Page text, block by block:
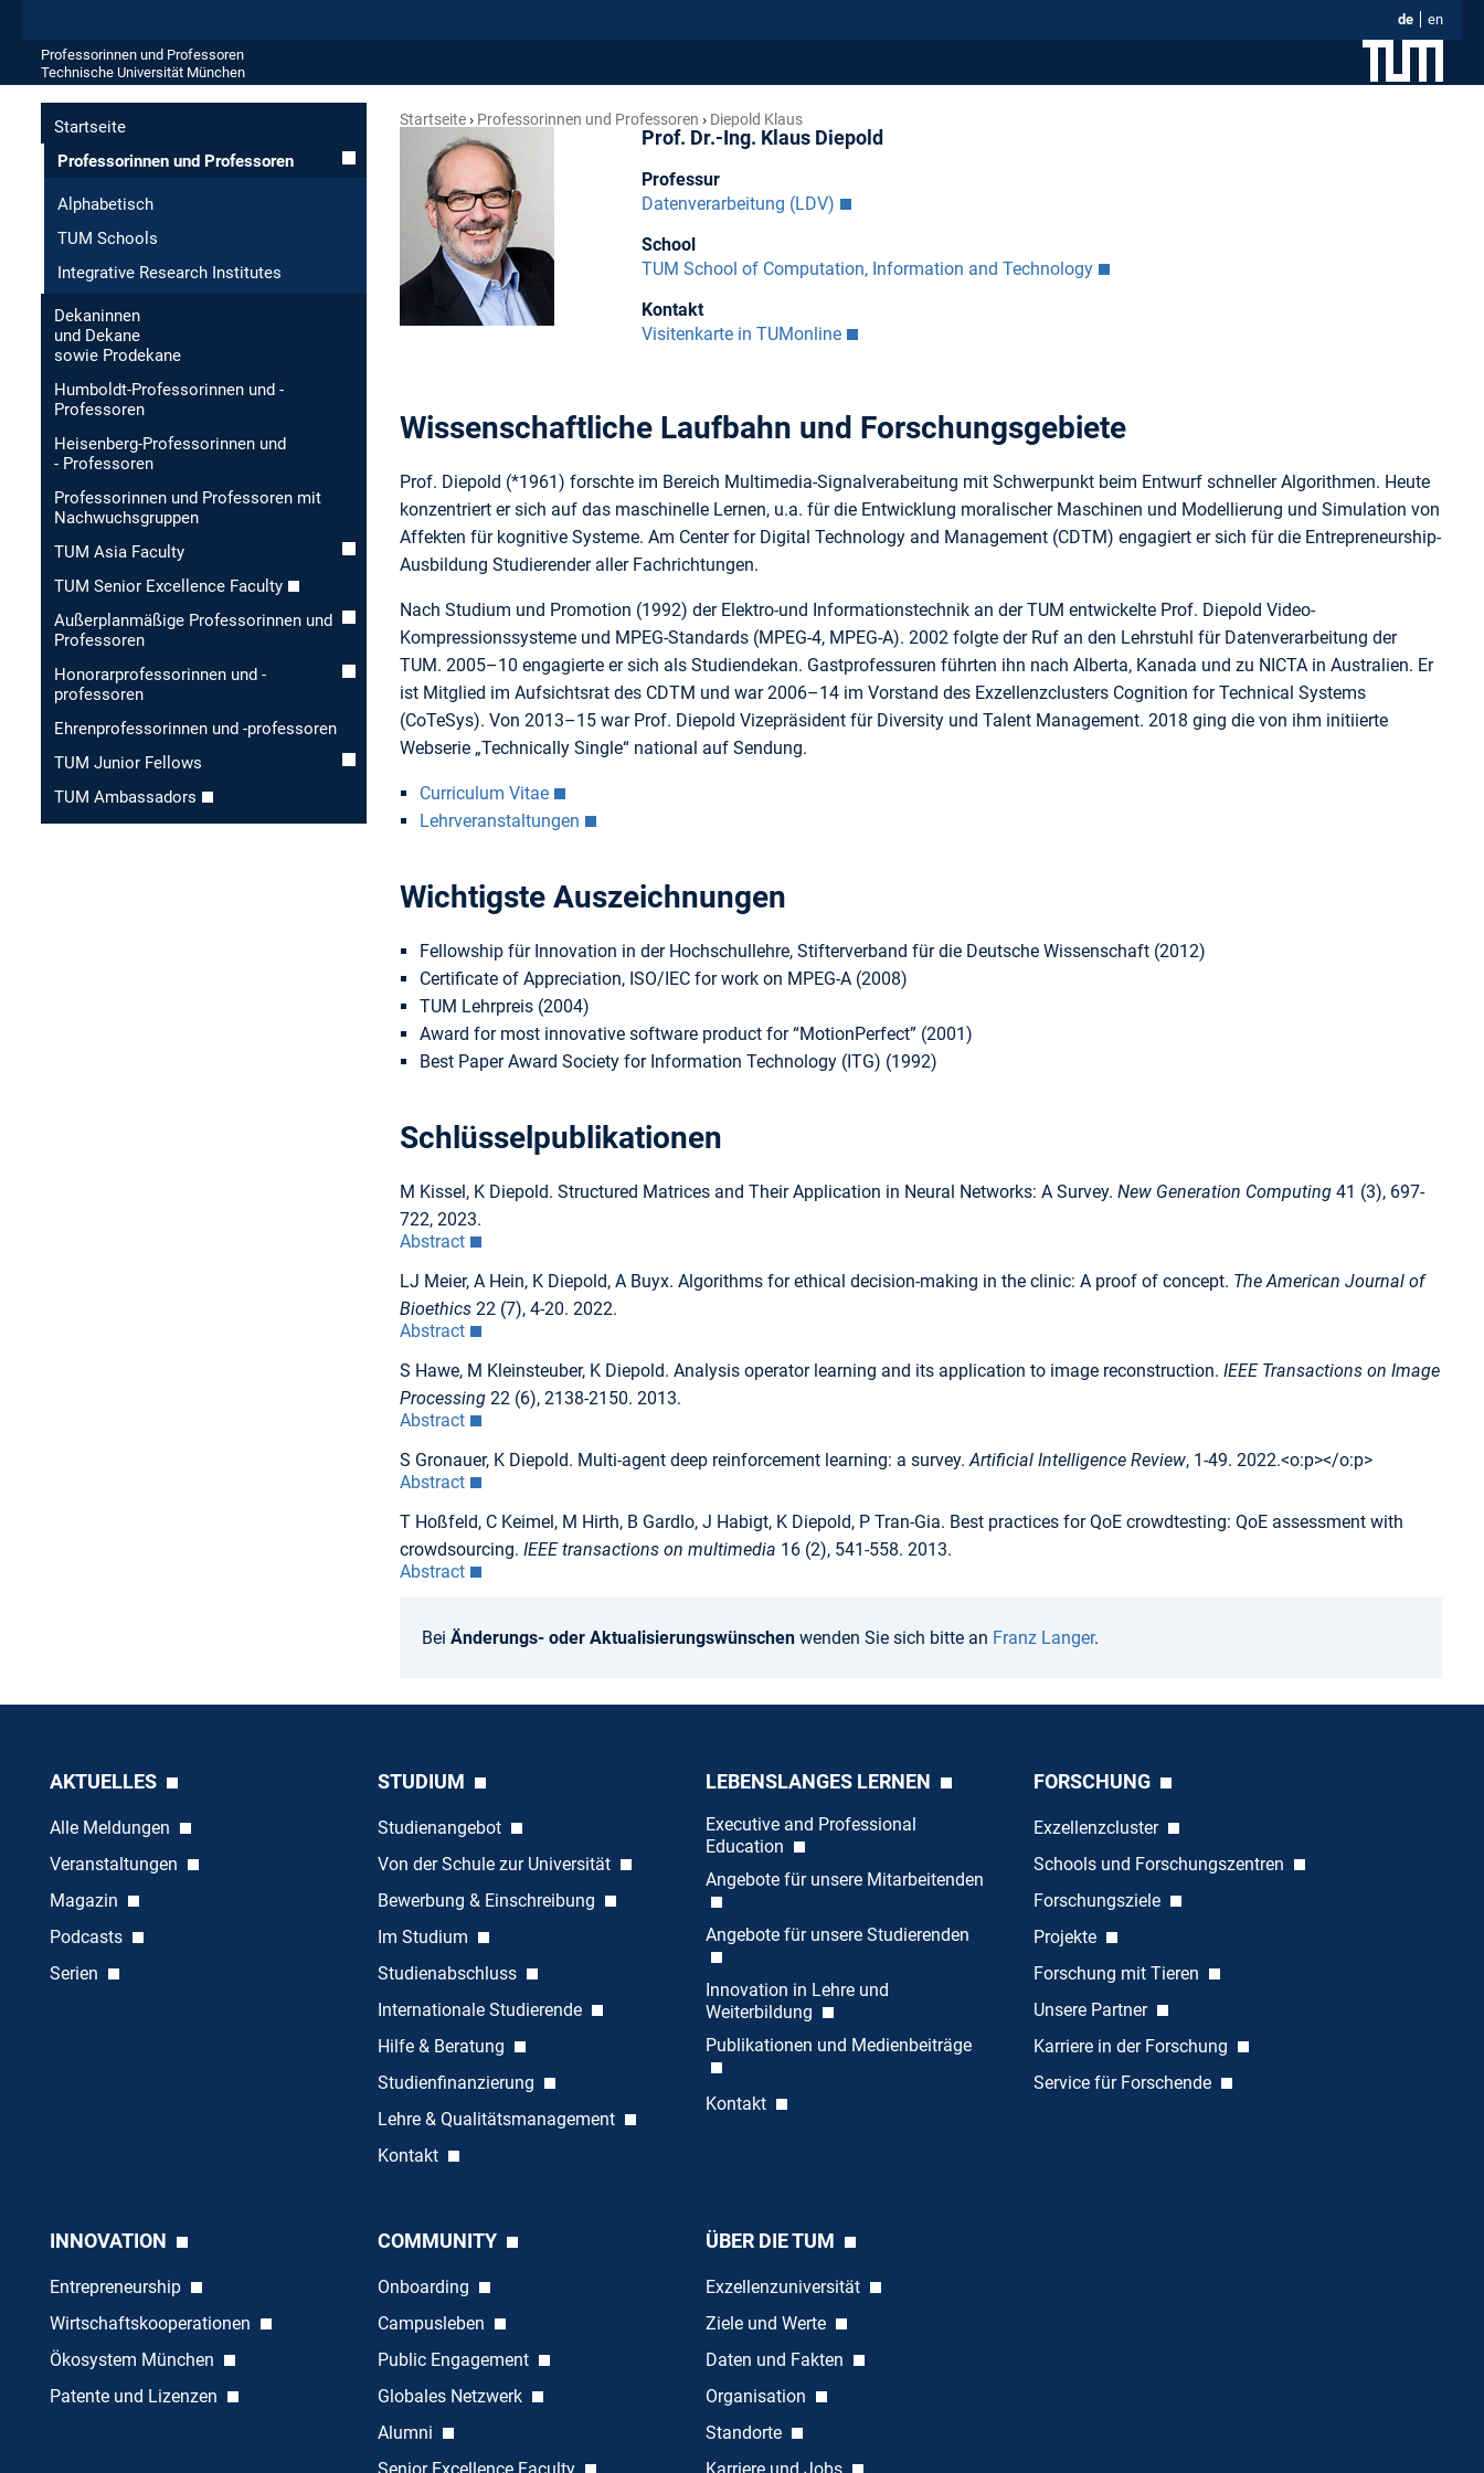
de en
Professorinnen und Professoren
Technische Universität München
Startseite
Professorinnen und Professoren
Alphabetisch
TUM Schools
Integrative Research Institutes
Dekaninnen
und Dekane
sowie Prodekane
Humboldt-Professorinnen und -
Professoren
Heisenberg-Professorinnen und
- Professoren
Professorinnen und Professoren mit
Nachwuchsgruppen
TUM Asia Faculty
TUM Senior Excellence Faculty
Außerplanmäßige Professorinnen und
Professoren
Honorar­professorinnen und -
professoren
Ehren­professorinnen und -professoren
TUM Junior Fellows
TUM Ambassadors
Startseite Professorinnen und Professoren Diepold Klaus
Prof. Dr.-Ing. Klaus Diepold
Professur
Datenverarbeitung (LDV)
School
TUM School of Computation, Information and Technology
Kontakt
Visitenkarte in TUMonline
Wissenschaftliche Laufbahn und Forschungsgebiete
Prof. Diepold (*1961) forschte im Bereich Multimedia-Signalverabeitung mit Schwerpunkt beim Entwurf schneller Algorithmen. Heute
konzentriert er sich auf das maschinelle Lernen, u.a. für die Entwicklung moralischer Maschinen und Modellierung und Simulation von
Affekten für kognitive Systeme. Am Center for Digital Technology and Management (CDTM) engagiert er sich für die Entrepreneurship-
Ausbildung Studierender aller Fachrichtungen.
Nach Studium und Promotion (1992) der Elektro-und Informationstechnik an der TUM entwickelte Prof. Diepold Video-
Kompressionssysteme und MPEG-Standards (MPEG-4, MPEG-A). 2002 folgte der Ruf an den Lehrstuhl für Datenverarbeitung der
TUM. 2005–10 engagierte er sich als Studiendekan. Gastprofessuren führten ihn nach Alberta, Kanada und zu NICTA in Australien. Er
ist Mitglied im Aufsichtsrat des CDTM und war 2006–14 im Vorstand des Exzellenzclusters Cognition for Technical Systems
(CoTeSys). Von 2013–15 war Prof. Diepold Vizepräsident für Diversity und Talent Management. 2018 ging die von ihm initiierte
Webserie „Technically Single“ national auf Sendung.
Curriculum Vitae
Lehrveranstaltungen
Wichtigste Auszeichnungen
Fellowship für Innovation in der Hochschullehre, Stifterverband für die Deutsche Wissenschaft (2012)
Certificate of Appreciation, ISO/IEC for work on MPEG-A (2008)
TUM Lehrpreis (2004)
Award for most innovative software product for “MotionPerfect” (2001)
Best Paper Award Society for Information Technology (ITG) (1992)
Schlüsselpublikationen
M Kissel, K Diepold. Structured Matrices and Their Application in Neural Networks: A Survey. New Generation Computing41 (3), 697-
722, 2023.
Abstract
LJ Meier, A Hein, K Diepold, A Buyx. Algorithms for ethical decision-making in the clinic: A proof of concept. The American Journal of
Bioethics22 (7), 4-20. 2022.
Abstract
S Hawe, M Kleinsteuber, K Diepold. Analysis operator learning and its application to image reconstruction. IEEE Transactions on Image
Processing22 (6), 2138-2150. 2013.
Abstract
S Gronauer, K Diepold. Multi-agent deep reinforcement learning: a survey. Artificial Intelligence Review, 1-49. 2022.<o:p></o:p>
Abstract
T Hoßfeld, C Keimel, M Hirth, B Gardlo, J Habigt, K Diepold, P Tran-Gia. Best practices for QoE crowdtesting: QoE assessment with
crowdsourcing. IEEE transactions on multimedia 16 (2), 541-558. 2013.
Abstract
Bei Änderungs- oder Aktualisierungswünschen wenden Sie sich bitte an Franz Langer.
AKTUELLES
Alle Meldungen
Veranstaltungen
Magazin
Podcasts
Serien
STUDIUM
Studienangebot
Von der Schule zur Universität
Bewerbung & Einschreibung
Im Studium
Studienabschluss
Internationale Studierende
Hilfe & Beratung
Studienfinanzierung
Lehre & Qualitätsmanagement
Kontakt
LEBENSLANGES LERNEN
Executive and Professional
Education
Angebote für unsere Mitarbeitenden
Angebote für unsere Studierenden
Innovation in Lehre und
Weiterbildung
Publikationen und Medienbeiträge
Kontakt
FORSCHUNG
Exzellenzcluster
Schools und Forschungszentren
Forschungsziele
Projekte
Forschung mit Tieren
Unsere Partner
Karriere in der Forschung
Service für Forschende
INNOVATION
Entrepreneurship
Wirtschaftskooperationen
Ökosystem München
Patente und Lizenzen
COMMUNITY
Onboarding
Campusleben
Public Engagement
Globales Netzwerk
Alumni
ÜBER DIE TUM
Exzellenzuniversität
Ziele und Werte
Daten und Fakten
Organisation
Standorte